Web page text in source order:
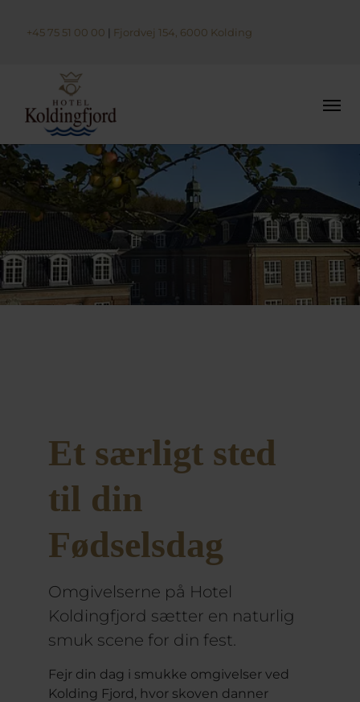
+45 75 51 00 00 | Fjordvej 154, 6000 Kolding
Et særligt sted
til din
Fødselsdag
Omgivelserne på Hotel
Koldingfjord sætter en naturlig
smuk scene for din fest.
Fejr din dag i smukke omgivelser ved
Kolding Fjord, hvor skoven danner